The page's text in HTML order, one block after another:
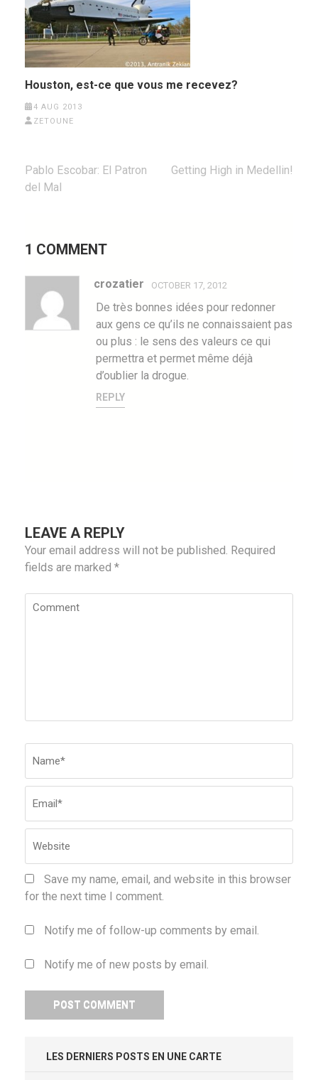
Houston, est-ce que vous me recevez?
4 AUG 2013
ZETOUNE
Post
navigation
Pablo Escobar: El Patron
del Mal
Getting High in Medellin!
1 COMMENT
crozatier OCTOBER 17, 2012
De très bonnes idées pour redonner
aux gens ce qu’ils ne connaissaient pas
ou plus : le sens des valeurs ce qui
permettra et permet même déjà
d’oublier la drogue.
REPLY
LEAVE A REPLY
Your email address will not be published. Required
fields are marked *
Comment
Save my name, email, and website in this browser
for the next time I comment.
Notify me of follow-up comments by email.
Notify me of new posts by email.
LES DERNIERS POSTS EN UNE CARTE